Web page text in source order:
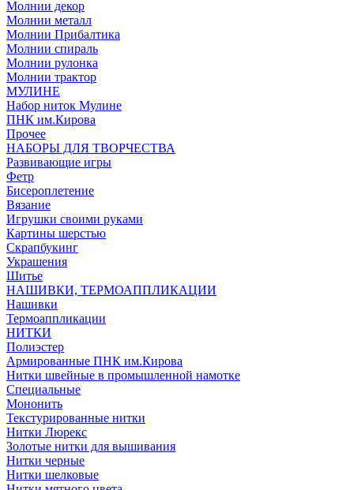
Молнии декор
Молнии металл
Молнии Прибалтика
Молнии спираль
Молнии рулонка
Молнии трактор
МУЛИНЕ
Набор ниток Мулине
ПНК им.Кирова
Прочее
НАБОРЫ ДЛЯ ТВОРЧЕСТВА
Развивающие игры
Фетр
Бисероплетение
Вязание
Игрушки своими руками
Картины шерстью
Скрапбукинг
Украшения
Шитье
НАШИВКИ, ТЕРМОАППЛИКАЦИИ
Нашивки
Термоаппликации
НИТКИ
Полиэстер
Армированные ПНК им.Кирова
Нитки швейные в промышленной намотке
Специальные
Мононить
Текстурированные нитки
Нитки Люрекс
Золотые нитки для вышивания
Нитки черные
Нитки шелковые